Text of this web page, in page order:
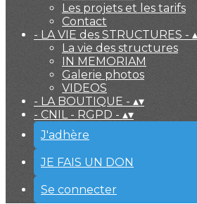
Les projets et les tarifs
Contact
- LA VIE des STRUCTURES - ▴
La vie des structures
IN MEMORIAM
Galerie photos
VIDEOS
- LA BOUTIQUE - ▴▾
- CNIL - RGPD - ▴▾
J'adhère
JE FAIS UN DON
Se connecter